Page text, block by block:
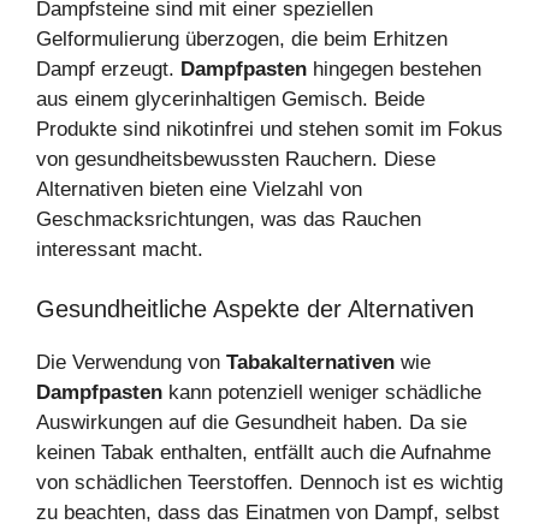
Dampfsteine sind mit einer speziellen
Gelformulierung überzogen, die beim Erhitzen
Dampf erzeugt. Dampfpasten hingegen bestehen
aus einem glycerinhaltigen Gemisch. Beide
Produkte sind nikotinfrei und stehen somit im Fokus
von gesundheitsbewussten Rauchern. Diese
Alternativen bieten eine Vielzahl von
Geschmacksrichtungen, was das Rauchen
interessant macht.
Gesundheitliche Aspekte der Alternativen
Die Verwendung von Tabakalternativen wie
Dampfpasten kann potenziell weniger schädliche
Auswirkungen auf die Gesundheit haben. Da sie
keinen Tabak enthalten, entfällt auch die Aufnahme
von schädlichen Teerstoffen. Dennoch ist es wichtig
zu beachten, dass das Einatmen von Dampf, selbst